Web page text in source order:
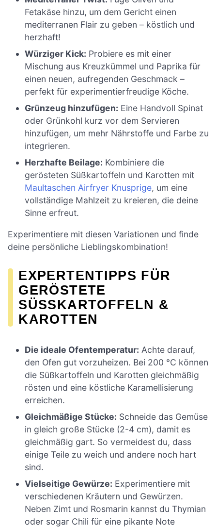
Fetakäse hinzu, um dem Gericht einen
mediterranen Flair zu geben – köstlich und
herzhaft!
Würziger Kick: Probiere es mit einer
Mischung aus Kreuzkümmel und Paprika für
einen neuen, aufregenden Geschmack –
perfekt für experimentierfreudige Köche.
Grünzeug hinzufügen: Eine Handvoll Spinat
oder Grünkohl kurz vor dem Servieren
hinzufügen, um mehr Nährstoffe und Farbe zu
integrieren.
Herzhafte Beilage: Kombiniere die
gerösteten Süßkartoffeln und Karotten mit
Maultaschen Airfryer Knusprige, um eine
vollständige Mahlzeit zu kreieren, die deine
Sinne erfreut.
Experimentiere mit diesen Variationen und finde
deine persönliche Lieblingskombination!
EXPERTENTIPPS FÜR
GERÖSTETE
SÜSSKARTOFFELN & K
AROTTEN
Die ideale Ofentemperatur: Achte darauf,
den Ofen gut vorzuheizen. Bei 200 °C können
die Süßkartoffeln und Karotten gleichmäßig
rösten und eine köstliche Karamellisierung
erreichen.
Gleichmäßige Stücke: Schneide das Gemüse
in gleich große Stücke (2-4 cm), damit es
gleichmäßig gart. So vermeidest du, dass
einige Teile zu weich und andere noch hart
sind.
Vielseitige Gewürze: Experimentiere mit
verschiedenen Kräutern und Gewürzen.
Neben Zimt und Rosmarin kannst du Thymian
oder sogar Chili für eine pikante Note